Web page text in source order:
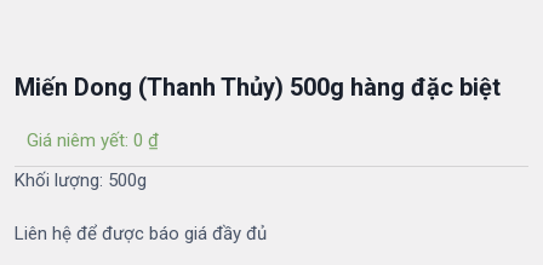
Miến Dong (Thanh Thủy) 500g hàng đặc biệt
Giá niêm yết: 0 ₫
Khối lượng: 500g
Liên hệ để được báo giá đầy đủ